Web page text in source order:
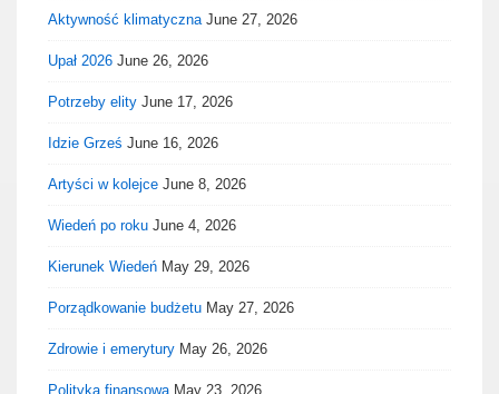
Aktywność klimatyczna June 27, 2026
Upał 2026 June 26, 2026
Potrzeby elity June 17, 2026
Idzie Grześ June 16, 2026
Artyści w kolejce June 8, 2026
Wiedeń po roku June 4, 2026
Kierunek Wiedeń May 29, 2026
Porządkowanie budżetu May 27, 2026
Zdrowie i emerytury May 26, 2026
Polityka finansowa May 23, 2026